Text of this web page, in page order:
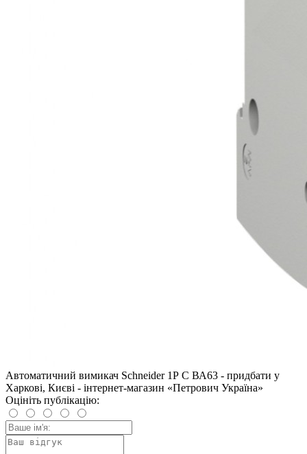
Автоматичний вимикач Schneider 1Р C ВА63 - придбати у
Харкові, Києві - інтернет-магазин «Петрович Україна»
Оцініть публікацію: